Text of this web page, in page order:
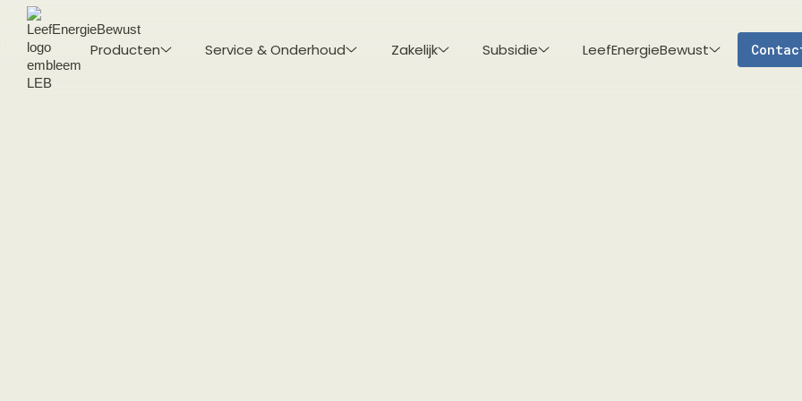
Producten Service & Onderhoud Zakelijk Subsidie LeefEnergieBewust